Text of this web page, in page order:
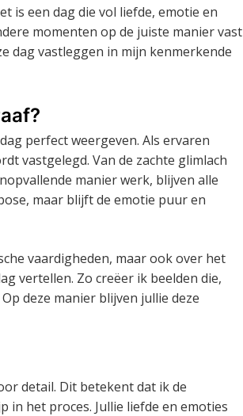
is een dag die vol liefde, emotie en
momenten op de juiste manier vast
dag vastleggen in mijn kenmerkende
perfect weergeven. Als ervaren
vastgelegd. Van de zachte glimlach
manier werk, blijven alle
maar blijft de emotie puur en
vaardigheden, maar ook over het
vertellen. Zo creëer ik beelden die,
deze manier blijven jullie deze
detail. Dit betekent dat ik de
het proces. Jullie liefde en emoties